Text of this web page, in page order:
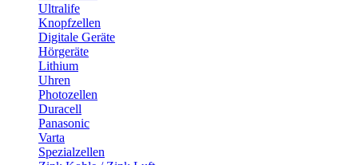
Ultralife
Knopfzellen
Digitale Geräte
Hörgeräte
Lithium
Uhren
Photozellen
Duracell
Panasonic
Varta
Spezialzellen